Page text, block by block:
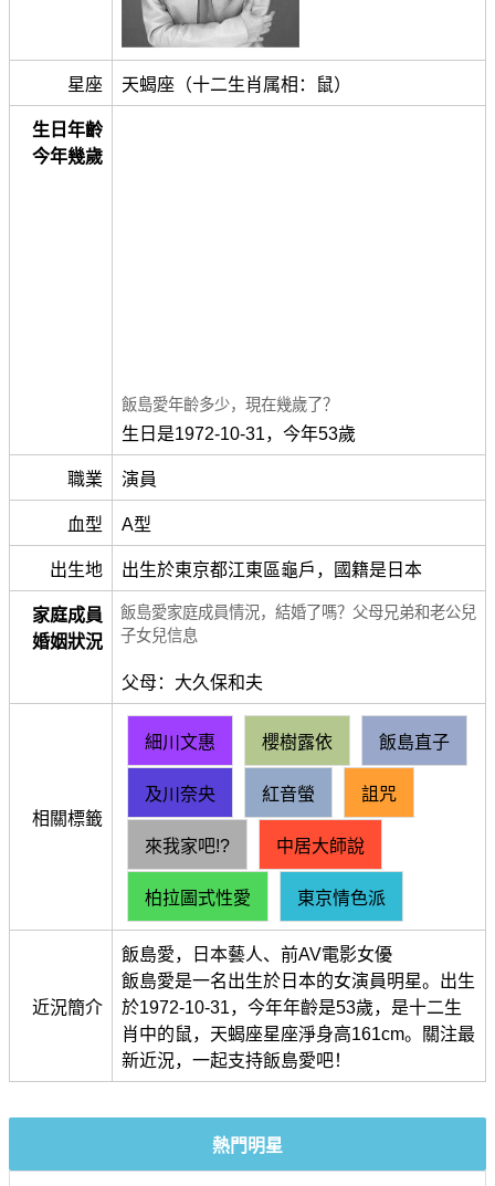
星座 天蝎座（十二生肖属相：鼠）
生日年齡
今年幾歲
飯島愛年齡多少，現在幾歲了？
生日是1972-10-31，今年53歲
職業 演員
血型 A型
出生地 出生於東京都江東區龜戶，國籍是日本
家庭成員
婚姻狀況
飯島愛家庭成員情況，結婚了嗎？父母兄弟和老公兒
子女兒信息
父母：大久保和夫
相關標籤
細川文惠 櫻樹露依 飯島直子
及川奈央 紅音螢 詛咒
來我家吧!? 中居大師說
柏拉圖式性愛 東京情色派
近況簡介
飯島愛，日本藝人、前AV電影女優
飯島愛是一名出生於日本的女演員明星。出生
於1972-10-31，今年年齡是53歲，是十二生
肖中的鼠，天蝎座星座淨身高161cm。關注最
新近況，一起支持飯島愛吧！
熱門明星